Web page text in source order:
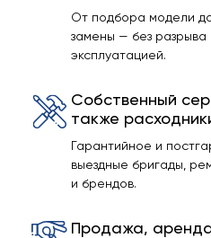
От подбора модели
замены — без
эксплуатацией.
Собственный
также
Гарантийное и
выездные бригады,
и брендов.
Продажа,